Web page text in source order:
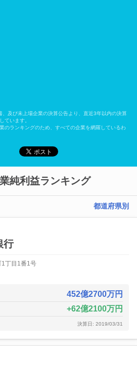
及び未上場企業の決算公告より、直近3年以内の決算
ています。
のランキングのため、すべての企業を網羅しているわ
純利益ランキング
都道府県別
行
1丁目1番1号
452億2700万円
62億2100万円
決算日: 2019/03/31